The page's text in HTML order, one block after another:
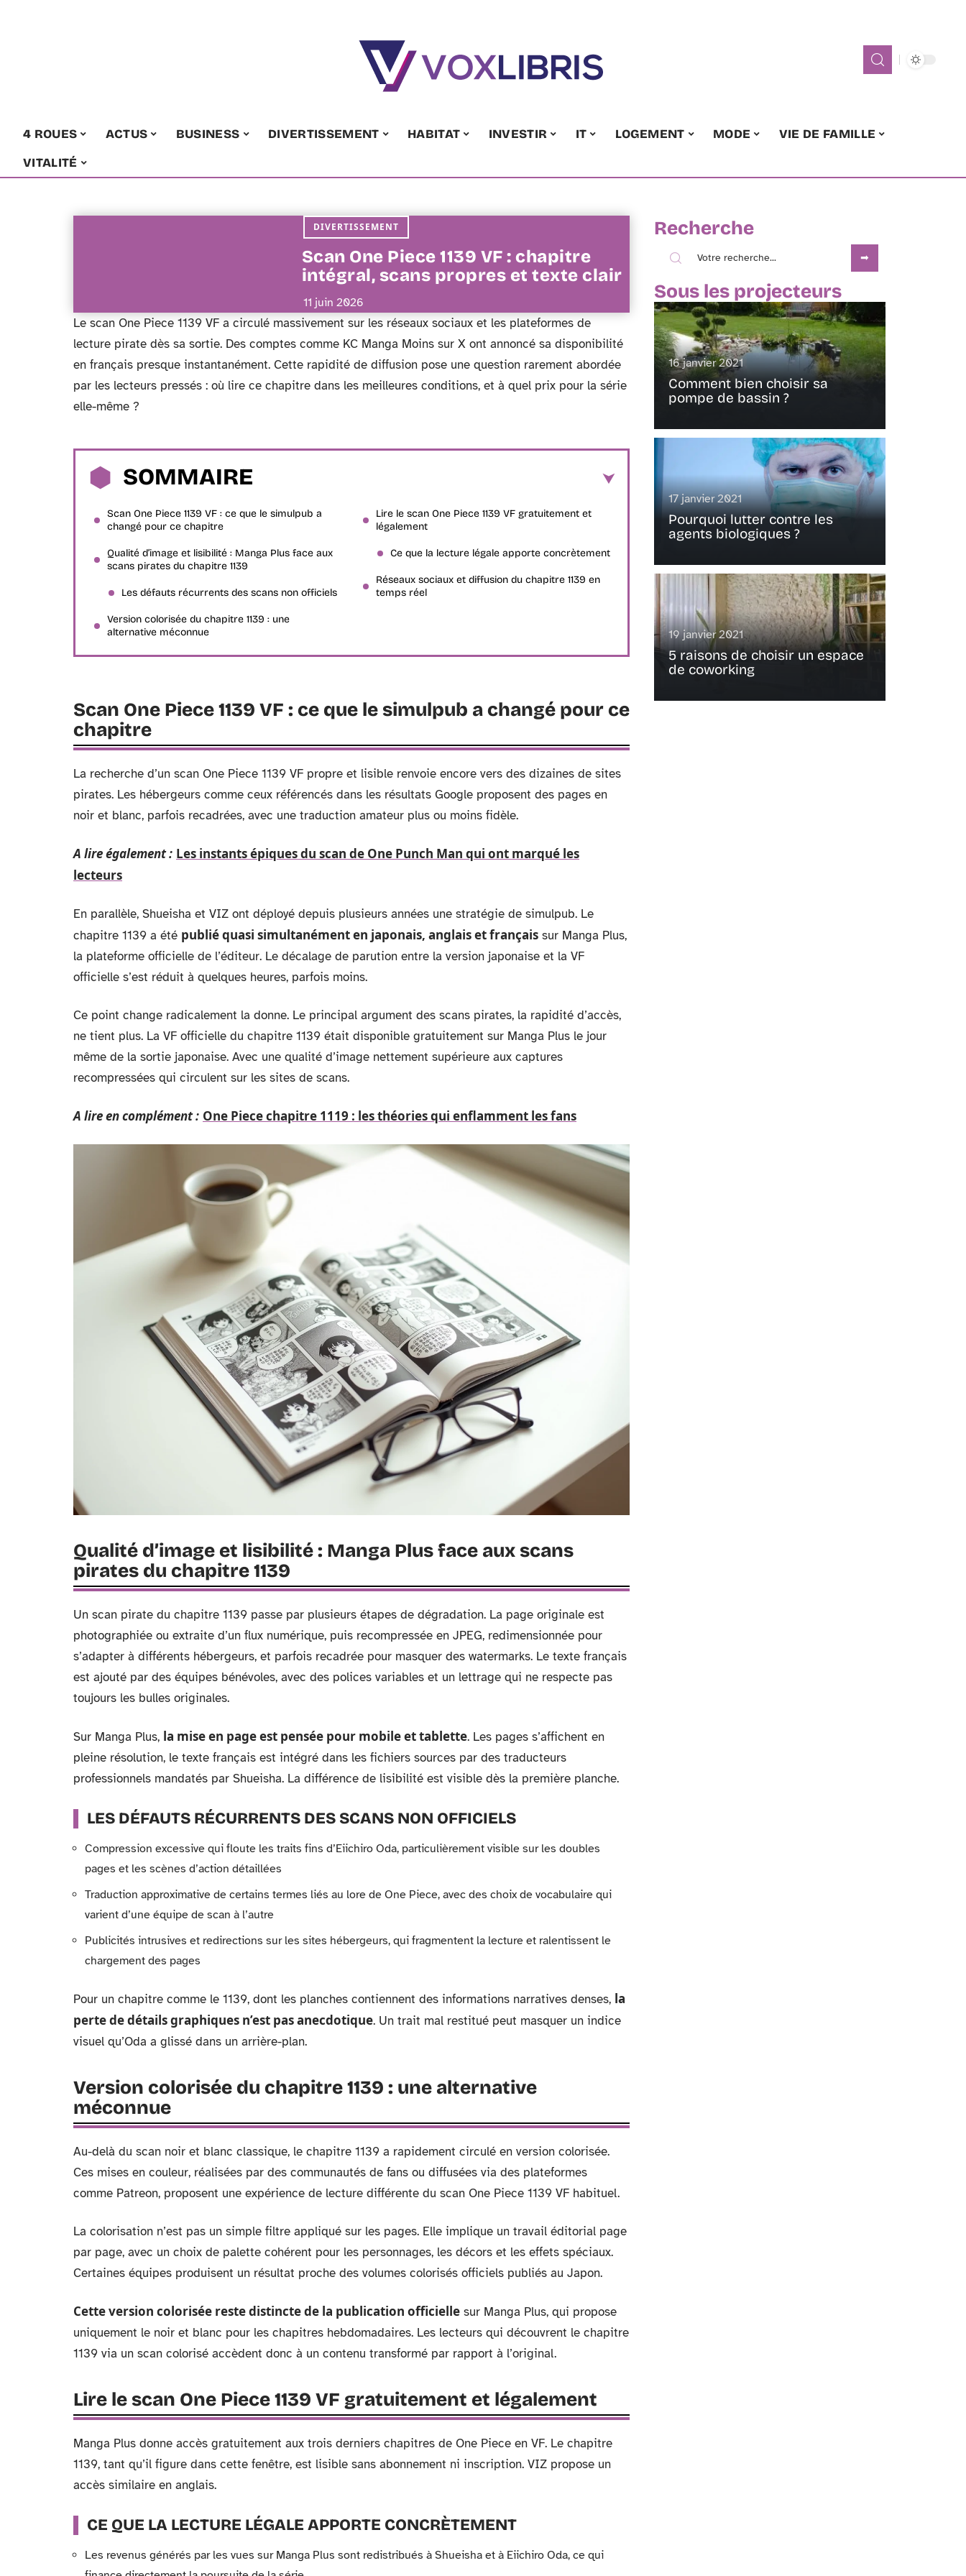
4 ROUES ACTUS BUSINESS DIVERTISSEMENT HABITAT INVESTIR IT LOGEMENT MODE
VIE DE FAMILLE
VITALITÉ
DIVERTISSEMENT
Scan One Piece 1139 VF : chapitre
intégral, scans propres et texte clair
11 juin 2026
Le scan One Piece 1139 VF a circulé massivement sur les réseaux sociaux et les plateformes de
lecture pirate dès sa sortie. Des comptes comme KC Manga Moins sur X ont annoncé sa disponibilité
en français presque instantanément. Cette rapidité de diffusion pose une question rarement abordée
par les lecteurs pressés : où lire ce chapitre dans les meilleures conditions, et à quel prix pour la série
elle-même ?
SOMMAIRE
Scan One Piece 1139 VF : ce que le simulpub a
changé pour ce chapitre
Qualité d’image et lisibilité : Manga Plus face aux
scans pirates du chapitre 1139
Les défauts récurrents des scans non officiels
Version colorisée du chapitre 1139 : une
alternative méconnue
Lire le scan One Piece 1139 VF gratuitement et
légalement
Ce que la lecture légale apporte concrètement
Réseaux sociaux et diffusion du chapitre 1139 en
temps réel
Scan One Piece 1139 VF : ce que le simulpub a changé pour ce
chapitre
La recherche d’un scan One Piece 1139 VF propre et lisible renvoie encore vers des dizaines de sites
pirates. Les hébergeurs comme ceux référencés dans les résultats Google proposent des pages en
noir et blanc, parfois recadrées, avec une traduction amateur plus ou moins fidèle.
A lire également : Les instants épiques du scan de One Punch Man qui ont marqué les
lecteurs
En parallèle, Shueisha et VIZ ont déployé depuis plusieurs années une stratégie de simulpub. Le
chapitre 1139 a été publié quasi simultanément en japonais, anglais et français sur Manga Plus,
la plateforme officielle de l’éditeur. Le décalage de parution entre la version japonaise et la VF
officielle s’est réduit à quelques heures, parfois moins.
Ce point change radicalement la donne. Le principal argument des scans pirates, la rapidité d’accès,
ne tient plus. La VF officielle du chapitre 1139 était disponible gratuitement sur Manga Plus le jour
même de la sortie japonaise. Avec une qualité d’image nettement supérieure aux captures
recompressées qui circulent sur les sites de scans.
A lire en complément : One Piece chapitre 1119 : les théories qui enflamment les fans
Qualité d’image et lisibilité : Manga Plus face aux scans
pirates du chapitre 1139
Un scan pirate du chapitre 1139 passe par plusieurs étapes de dégradation. La page originale est
photographiée ou extraite d’un flux numérique, puis recompressée en JPEG, redimensionnée pour
s’adapter à différents hébergeurs, et parfois recadrée pour masquer des watermarks. Le texte français
est ajouté par des équipes bénévoles, avec des polices variables et un lettrage qui ne respecte pas
toujours les bulles originales.
Sur Manga Plus, la mise en page est pensée pour mobile et tablette. Les pages s’affichent en
pleine résolution, le texte français est intégré dans les fichiers sources par des traducteurs
professionnels mandatés par Shueisha. La différence de lisibilité est visible dès la première planche.
LES DÉFAUTS RÉCURRENTS DES SCANS NON OFFICIELS
Compression excessive qui floute les traits fins d’Eiichiro Oda, particulièrement visible sur les doubles
pages et les scènes d’action détaillées
Traduction approximative de certains termes liés au lore de One Piece, avec des choix de vocabulaire qui
varient d’une équipe de scan à l’autre
Publicités intrusives et redirections sur les sites hébergeurs, qui fragmentent la lecture et ralentissent le
chargement des pages
Pour un chapitre comme le 1139, dont les planches contiennent des informations narratives denses, la
perte de détails graphiques n’est pas anecdotique. Un trait mal restitué peut masquer un indice
visuel qu’Oda a glissé dans un arrière-plan.
Version colorisée du chapitre 1139 : une alternative
méconnue
Au-delà du scan noir et blanc classique, le chapitre 1139 a rapidement circulé en version colorisée.
Ces mises en couleur, réalisées par des communautés de fans ou diffusées via des plateformes
comme Patreon, proposent une expérience de lecture différente du scan One Piece 1139 VF habituel.
La colorisation n’est pas un simple filtre appliqué sur les pages. Elle implique un travail éditorial page
par page, avec un choix de palette cohérent pour les personnages, les décors et les effets spéciaux.
Certaines équipes produisent un résultat proche des volumes colorisés officiels publiés au Japon.
Cette version colorisée reste distincte de la publication officielle sur Manga Plus, qui propose
uniquement le noir et blanc pour les chapitres hebdomadaires. Les lecteurs qui découvrent le chapitre
1139 via un scan colorisé accèdent donc à un contenu transformé par rapport à l’original.
Lire le scan One Piece 1139 VF gratuitement et légalement
Manga Plus donne accès gratuitement aux trois derniers chapitres de One Piece en VF. Le chapitre
1139, tant qu’il figure dans cette fenêtre, est lisible sans abonnement ni inscription. VIZ propose un
accès similaire en anglais.
CE QUE LA LECTURE LÉGALE APPORTE CONCRÈTEMENT
Les revenus générés par les vues sur Manga Plus sont redistribués à Shueisha et à Eiichiro Oda, ce qui
Recherche
Sous les projecteurs
16 janvier 2021
Comment bien choisir sa
pompe de bassin ?
17 janvier 2021
Pourquoi lutter contre les
agents biologiques ?
19 janvier 2021
5 raisons de choisir un espace
de coworking